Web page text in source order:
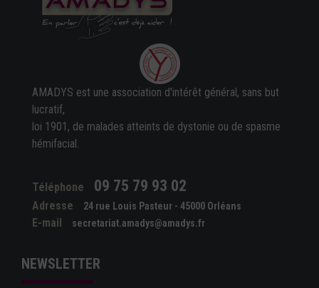
AMADYS est une association d'intérêt général, sans but
lucratif,
loi 1901, de malades atteints de dystonie ou de spasme
hémifacial.
Téléphone 09 75 79 93 02
Adresse 24 rue Louis Pasteur - 45000 Orléans
E-mail secretariat.amadys@amadys.fr
NEWSLETTER